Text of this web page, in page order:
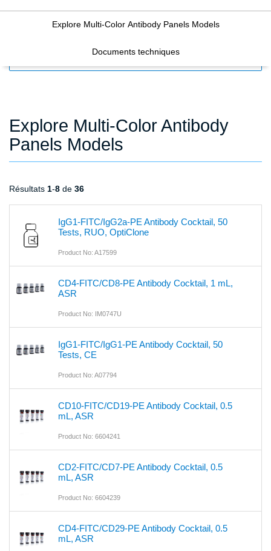
Explore Multi-Color Antibody Panels Models
Documents techniques
Explore Multi-Color Antibody
Panels Models
Résultats 1-8 de 36
IgG1-FITC/IgG2a-PE Antibody Cocktail, 50
Tests, RUO, OptiClone
Product No: A17599
CD4-FITC/CD8-PE Antibody Cocktail, 1 mL,
ASR
Product No: IM0747U
IgG1-FITC/IgG1-PE Antibody Cocktail, 50
Tests, CE
Product No: A07794
CD10-FITC/CD19-PE Antibody Cocktail, 0.5
mL, ASR
Product No: 6604241
CD2-FITC/CD7-PE Antibody Cocktail, 0.5
mL, ASR
Product No: 6604239
CD4-FITC/CD29-PE Antibody Cocktail, 0.5
mL, ASR